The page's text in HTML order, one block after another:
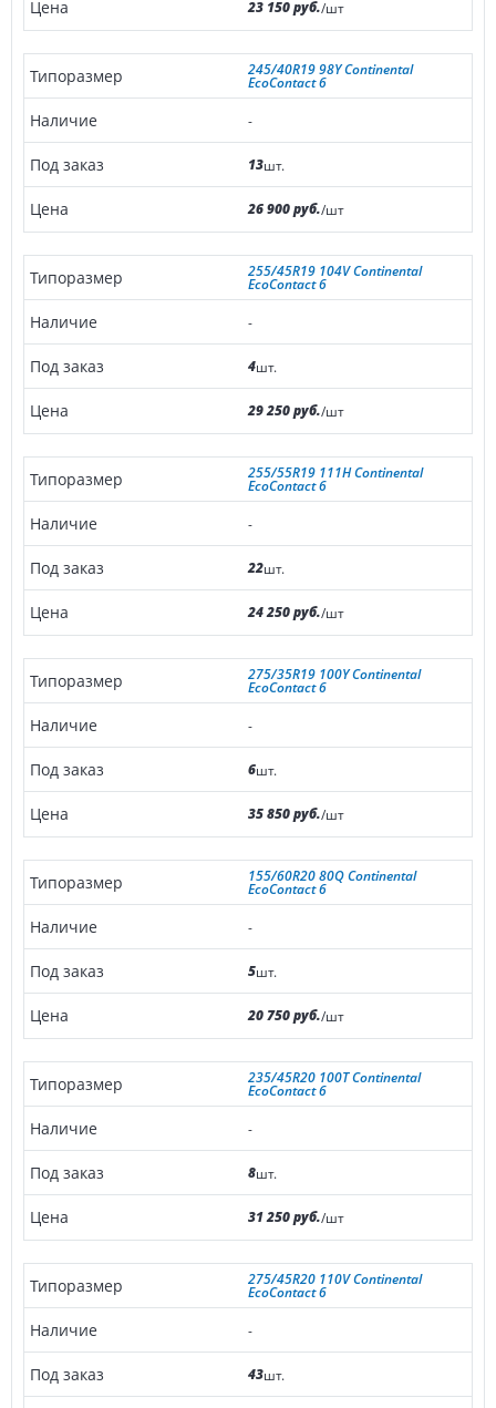
23 150 руб./шт
245/40R19 98Y Continental
EcoContact 6
-
13шт.
26 900 руб./шт
255/45R19 104V Continental
EcoContact 6
-
4шт.
29 250 руб./шт
255/55R19 111H Continental
EcoContact 6
-
22шт.
24 250 руб./шт
275/35R19 100Y Continental
EcoContact 6
-
6шт.
35 850 руб./шт
155/60R20 80Q Continental
EcoContact 6
-
5шт.
20 750 руб./шт
235/45R20 100T Continental
EcoContact 6
-
8шт.
31 250 руб./шт
275/45R20 110V Continental
EcoContact 6
-
43шт.